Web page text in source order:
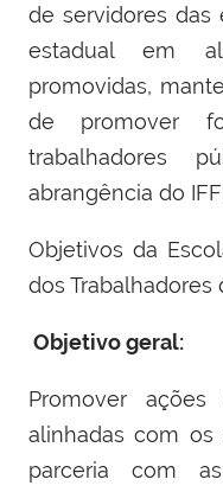
de servidores das
estadual em
promovidas,
de promover
trabalhadores
abrangência do
Objetivos da
dos Trabalhadores
Objetivo geral:
Promover
alinhadas com os
parceria com